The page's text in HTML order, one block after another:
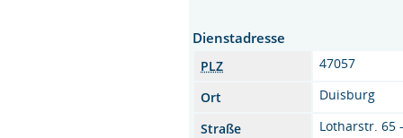
Dienstadresse
PLZ
47057
Ort
Duisburg
Straße
Lotharstr. 65